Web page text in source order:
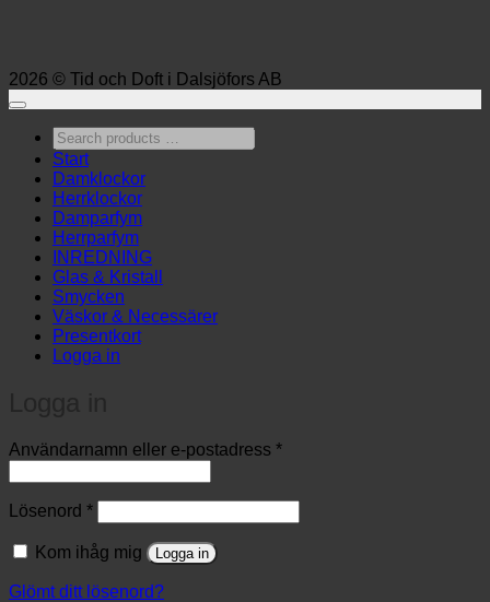
2026 © Tid och Doft i Dalsjöfors AB
Search
products
…
Start
Damklockor
Herrklockor
Damparfym
Herrparfym
INREDNING
Glas & Kristall
Smycken
Väskor & Necessärer
Presentkort
Logga in
Användarnamn eller e-postadress *Obligatoriskt
Lösenord *Obligatoriskt
Kom ihåg mig Logga in
Glömt ditt lösenord?